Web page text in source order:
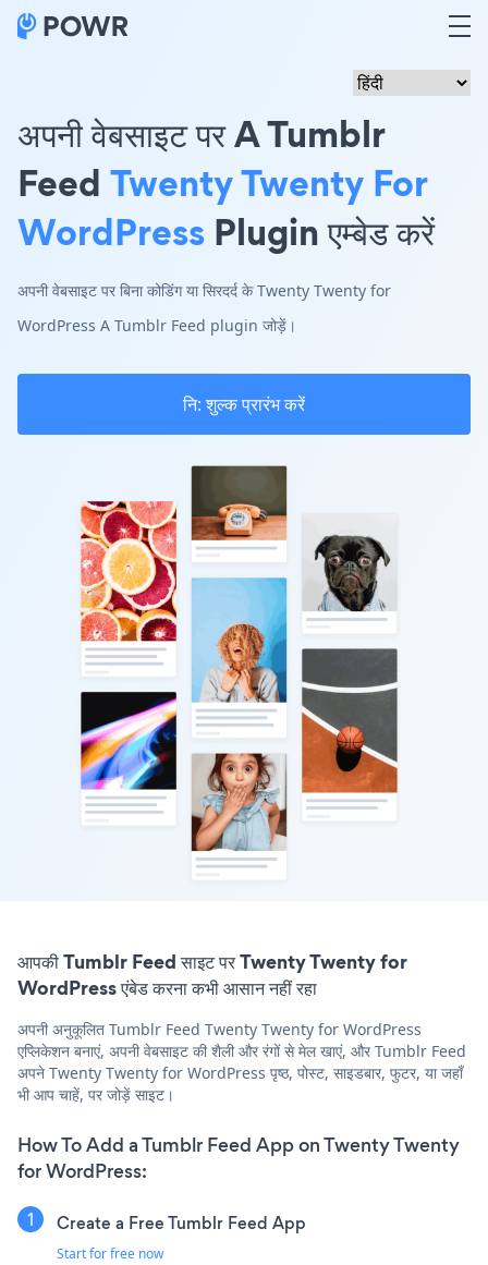
अपनी वेबसाइट पर A Tumblr
Feed Twenty Twenty For
WordPress Plugin एम्बेड करें
अपनी वेबसाइट पर बिना कोडिंग या सिरदर्द के Twenty Twenty for
WordPress A Tumblr Feed plugin जोड़ें।
नि: शुल्क प्रारंभ करें
आपकी Tumblr Feed साइट पर Twenty Twenty for
WordPress एंबेड करना कभी आसान नहीं रहा
अपनी अनुकूलित Tumblr Feed Twenty Twenty for WordPress
एप्लिकेशन बनाएं, अपनी वेबसाइट की शैली और रंगों से मेल खाएं, और Tumblr Feed
अपने Twenty Twenty for WordPress पृष्ठ, पोस्ट, साइडबार, फुटर, या जहाँ
भी आप चाहें, पर जोड़ें साइट।
How To Add a Tumblr Feed App on Twenty Twenty
for WordPress:
Create a Free Tumblr Feed App
Start for free now